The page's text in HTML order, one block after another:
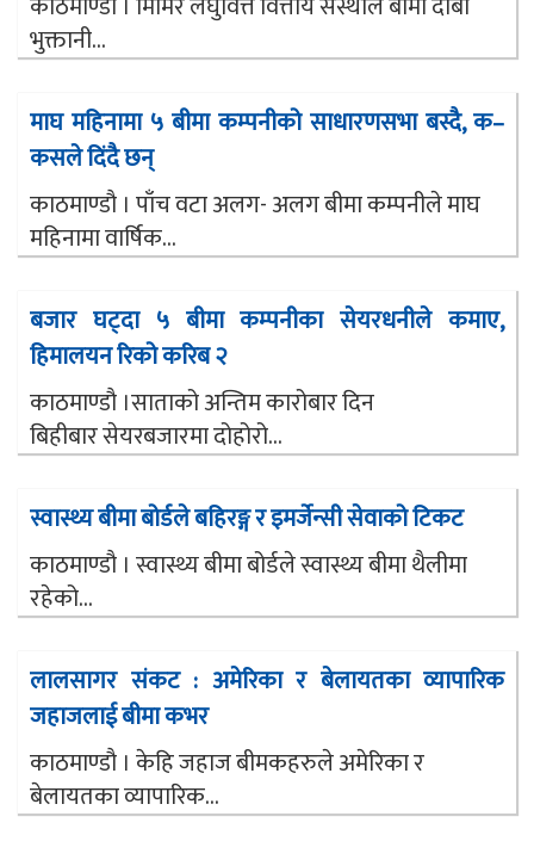
भुक्तानी...
माघ महिनामा ५ बीमा कम्पनीको साधारणसभा बस्दै, क–
कसले दिंदै छन्
काठमाण्डौ । पाँच वटा अलग- अलग बीमा कम्पनीले माघ
महिनामा वार्षिक...
बजार घट्दा ५ बीमा कम्पनीका सेयरधनीले कमाए,
हिमालयन रिको करिब २
काठमाण्डौ ।साताको अन्तिम कारोबार दिन
बिहीबार सेयरबजारमा दोहोरो...
स्वास्थ्य बीमा बोर्डले बहिरङ्ग र इमर्जेन्सी सेवाको टिकट
काठमाण्डौ । स्वास्थ्य बीमा बोर्डले स्वास्थ्य बीमा थैलीमा
रहेको...
लालसागर संकट : अमेरिका र बेलायतका व्यापारिक
जहाजलाई बीमा कभर
काठमाण्डौ । केहि जहाज बीमकहरुले अमेरिका र
बेलायतका व्यापारिक...